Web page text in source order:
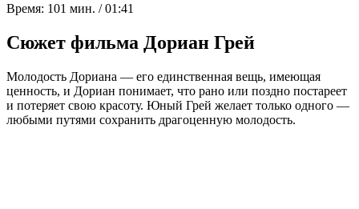
Время: 101 мин. / 01:41
Сюжет фильма Дориан Грей
Молодость Дориана — его единственная вещь, имеющая
ценность, и Дориан понимает, что рано или поздно постареет
и потеряет свою красоту. Юный Грей желает только одного —
любыми путями сохранить драгоценную молодость.